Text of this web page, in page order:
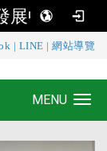
中心
LINE |網站導覽
中心
MENU